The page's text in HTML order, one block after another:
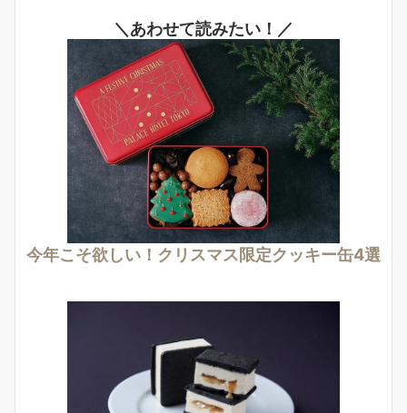
＼あわせて読みたい！／
今年こそ欲しい！クリスマス限定クッキー缶4選